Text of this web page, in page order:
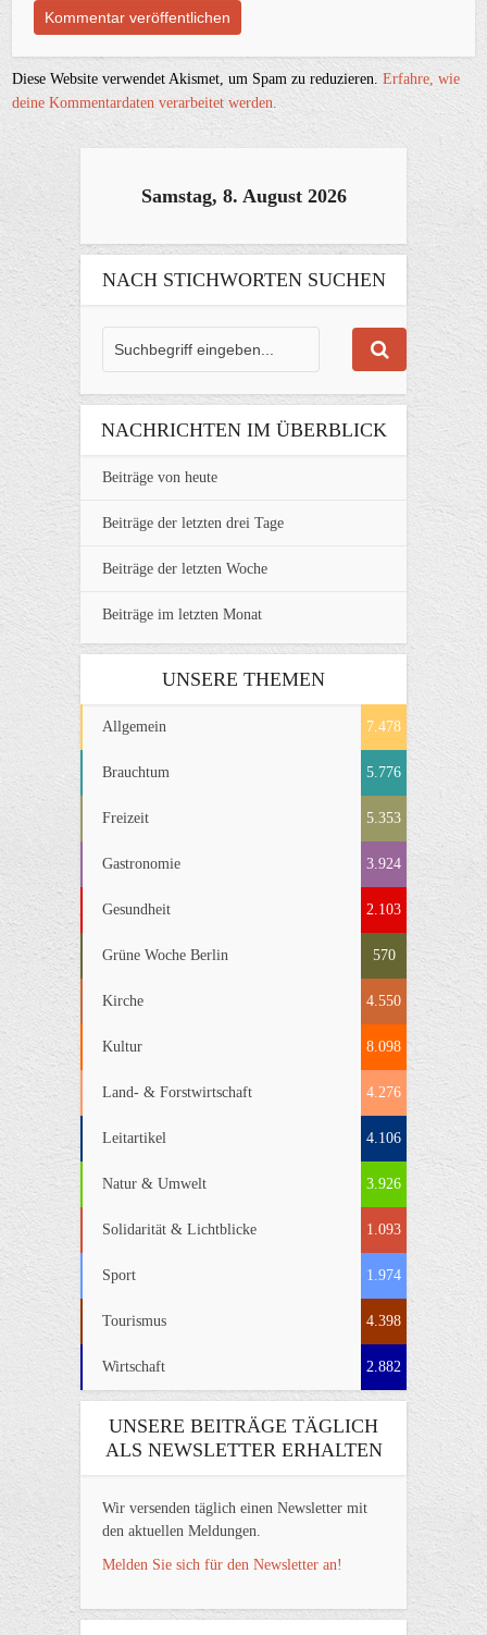
Diese Website verwendet Akismet, um Spam zu reduzieren.Erfahre, wie
deine Kommentardaten verarbeitet werden.
Samstag, 8. August 2026
NACH STICHWORTEN SUCHEN
NACHRICHTEN IM ÜBERBLICK
Beiträge von heute
Beiträge der letzten drei Tage
Beiträge der letzten Woche
Beiträge im letzten Monat
UNSERE THEMEN
Allgemein 7.478
Brauchtum 5.776
Freizeit 5.353
Gastronomie 3.924
Gesundheit 2.103
Grüne Woche Berlin 570
Kirche 4.550
Kultur 8.098
Land- & Forstwirtschaft 4.276
Leitartikel 4.106
Natur & Umwelt 3.926
Solidarität & Lichtblicke 1.093
Sport 1.974
Tourismus 4.398
Wirtschaft 2.882
UNSERE BEITRÄGE TÄGLICH
ALS NEWSLETTER ERHALTEN
Wir versenden täglich einen Newsletter mit
den aktuellen Meldungen.
Melden Sie sich für den Newsletter an!